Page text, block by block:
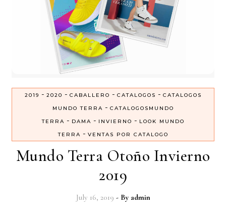
2019 - 2020 - CABALLERO - CATALOGOS - CATALOGOS
MUNDO TERRA - CATALOGOSMUNDO
TERRA - DAMA - INVIERNO - LOOK MUNDO
TERRA - VENTAS POR CATALOGO
Mundo Terra Otoño Invierno
2019
July 16, 2019 - By admin